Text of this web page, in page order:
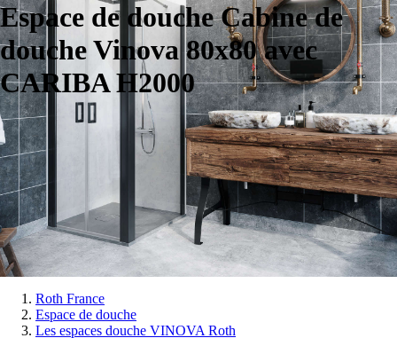
Espace de douche Cabine de
douche Vinova 80x80 avec
CARIBA H2000
Vous
êtes
Roth France
Espace de douche
Les espaces douche VINOVA Roth